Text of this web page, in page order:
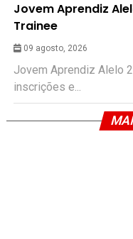
Jovem Aprendiz
Trainee
09 agosto, 2026
Jovem Aprendiz Alelo
inscrições e...